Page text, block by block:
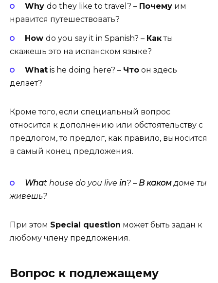
Why do they like to trav­el? – Почемуим
нравится путешествовать?
How do you say it in Span­ish? – Какты
скажешь это на испанском языке?
Whatis he doing here? – Чтоон здесь
делает?
Кроме того, если специальный вопрос
относится к дополнению или обстоятельству с
предлогом, то предлог, как правило, выносится
в самый конец предложения.
What house do you live in? – В какомдометы
живешь?
При этом Spe­cial ques­tion может быть задан к
любому члену предложения.
Вопрос к подлежащему